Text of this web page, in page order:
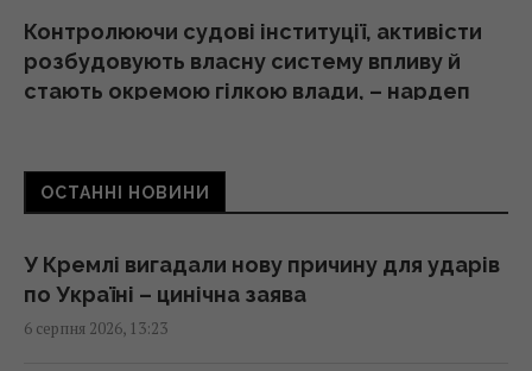
Контролюючи судові інституції, активісти
розбудовують власну систему впливу й
стають окремою гілкою влади, – нардеп
дієтологи назвали безпечну норму
13:02 четвер, 06 серпня 2026
ОСТАННІ НОВИНИ
У Кремлі вигадали нову причину для ударів
по Україні – цинічна заява
6 серпня 2026, 13:23